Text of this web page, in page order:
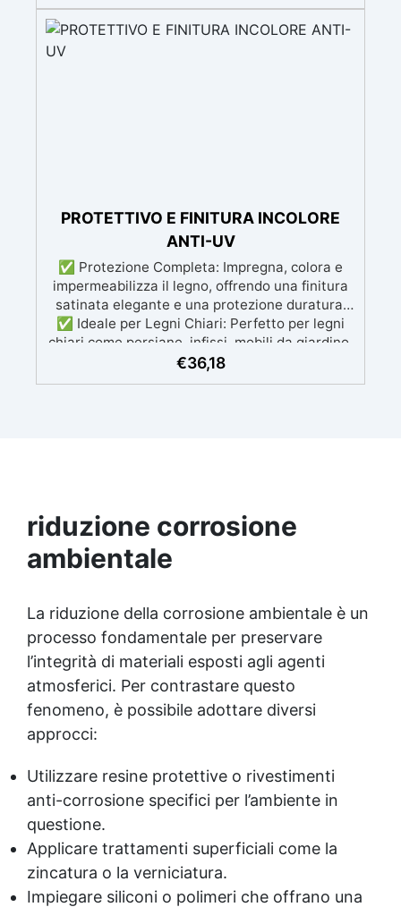
usare: Bassa reazione esotermica per colate
fino a 1 cm, evitando ingiallimento e
PROTETTIVO E FINITURA INCOLORE
ANTI-UV
✅ Protezione Completa: Impregna, colora e
impermeabilizza il legno, offrendo una finitura
satinata elegante e una protezione duratura.
✅ Ideale per Legni Chiari: Perfetto per legni
chiari come persiane, infissi, mobili da giardino,
recinzioni e altri arredi esterni. ✅ Potere
finitura impeccabile
€36,18
riduzione corrosione
ambientale
La riduzione della corrosione ambientale è un
processo fondamentale per preservare
l’integrità di materiali esposti agli agenti
atmosferici. Per contrastare questo
fenomeno, è possibile adottare diversi
approcci:
Utilizzare resine protettive o rivestimenti
anti-corrosione specifici per l’ambiente in
questione.
Applicare trattamenti superficiali come la
zincatura o la verniciatura.
Impiegare siliconi o polimeri che offrano una